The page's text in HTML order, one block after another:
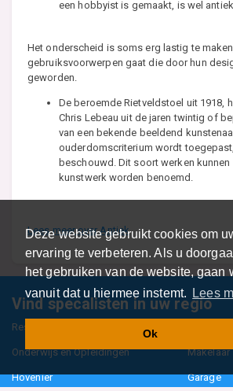
Deze website gebruikt cookies om
ervaring te verbeteren. Als u
het gebruiken van de website, gaan
vanuit dat u hiermee instemt.
Lees
Ok
een hobbyist is gemaakt, is wel
Het onderscheid is soms erg lastig te
gebruiksvoorwerpen gaat die door hun
geworden.
De beroemde Rietveldstoel uit 1918,
Chris Lebeau uit de jaren twintig of
van een bekende beeldend
ouderdomscriterium wordt
beschouwd. Dit soort werken
kunstwerk worden benoemd.
Lees meer over Antiek
Vind specalisten in uw regio
Restaurant
Onderwijs en Opleidingen Makelaar
Hovenier Garage